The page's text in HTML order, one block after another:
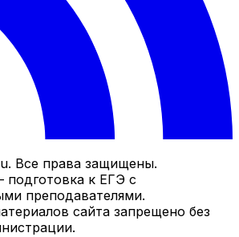
Все права защищены.
подготовка к ЕГЭ с
преподавателями.
сайта запрещено без